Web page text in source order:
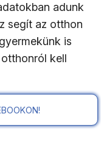
adunk
segít az otthon
is
kell